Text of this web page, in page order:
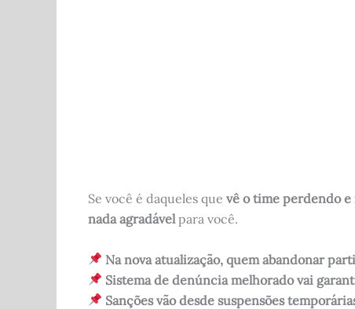
Se você é daqueles que vê o time perdendo e
nada agradávelpara você.
Na nova atualização, quem abandonar
Sistema de denúncia melhorado vai
Sanções vão desde suspensões